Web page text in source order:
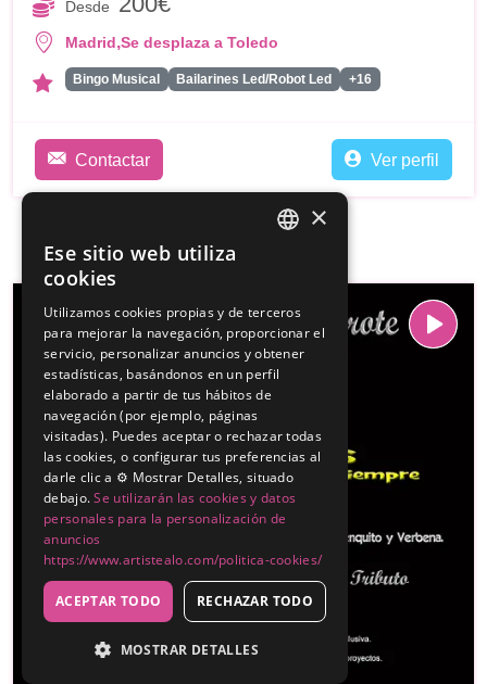
Desde
Madrid,Se desplaza a Toledo
Bingo Musical Bailarines Led/Robot Led +16
Contactar Ver perfil
×
Ese sitio web utiliza
cookies
Utilizamos cookies propias y de terceros
para mejorar la navegación, proporcionar el
servicio, personalizar anuncios y obtener
estadísticas, basándonos en un perfil
elaborado a partir de tus hábitos de
navegación (por ejemplo, páginas
visitadas). Puedes aceptar o rechazar todas
las cookies, o configurar tus preferencias al
darle clic a ⚙️ Mostrar Detalles, situado
debajo.Se utilizarán las cookies y datos
personales para la personalización de
anuncios
https://www.artistealo.com/politica-cookies/
ACEPTAR TODO RECHAZAR TODO
MOSTRAR DETALLES